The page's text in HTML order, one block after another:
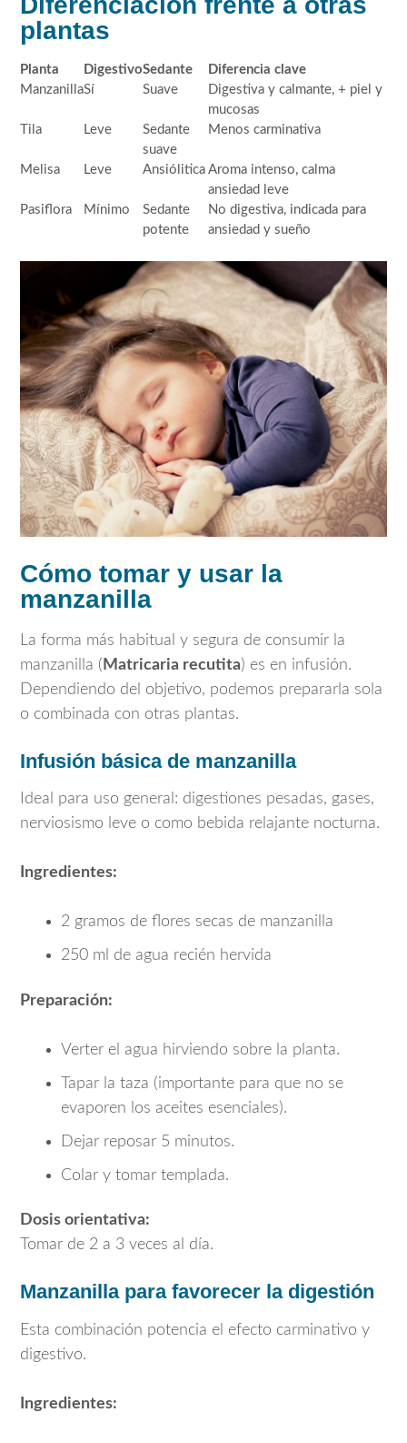
plantas
Planta DigestivoSedante
Diferencia clave
ManzanillaSí Suave
Digestiva y calmante, + piel y
mucosas
Tila
Leve
Sedante
suave
Menos carminativa
Melisa Leve Ansiólitica Aroma intenso, calma
ansiedad leve
Pasiflora
Mínimo
Sedante
potente
No digestiva, indicada para
ansiedad y sueño
Cómo tomar y usar la
manzanilla
La forma más habitual y segura de consumir la
manzanilla ( Matricaria recutita) es en infusión.
Dependiendo del objetivo, podemos prepararla sola
o combinada con otras plantas.
Infusión básica de manzanilla
Ideal para uso general: digestiones pesadas, gases,
nerviosismo leve o como bebida relajante nocturna.
Ingredientes:
2 gramos de flores secas de manzanilla
250 ml de agua recién hervida
Preparación:
Verter el agua hirviendo sobre la planta.
Tapar la taza (importante para que no se
evaporen los aceites esenciales).
Dejar reposar 5 minutos.
Colar y tomar templada.
Dosis orientativa:
Tomar de 2 a 3 veces al día.
Manzanilla para favorecer la digestión
Esta combinación potencia el efecto carminativo y
digestivo.
Ingredientes: